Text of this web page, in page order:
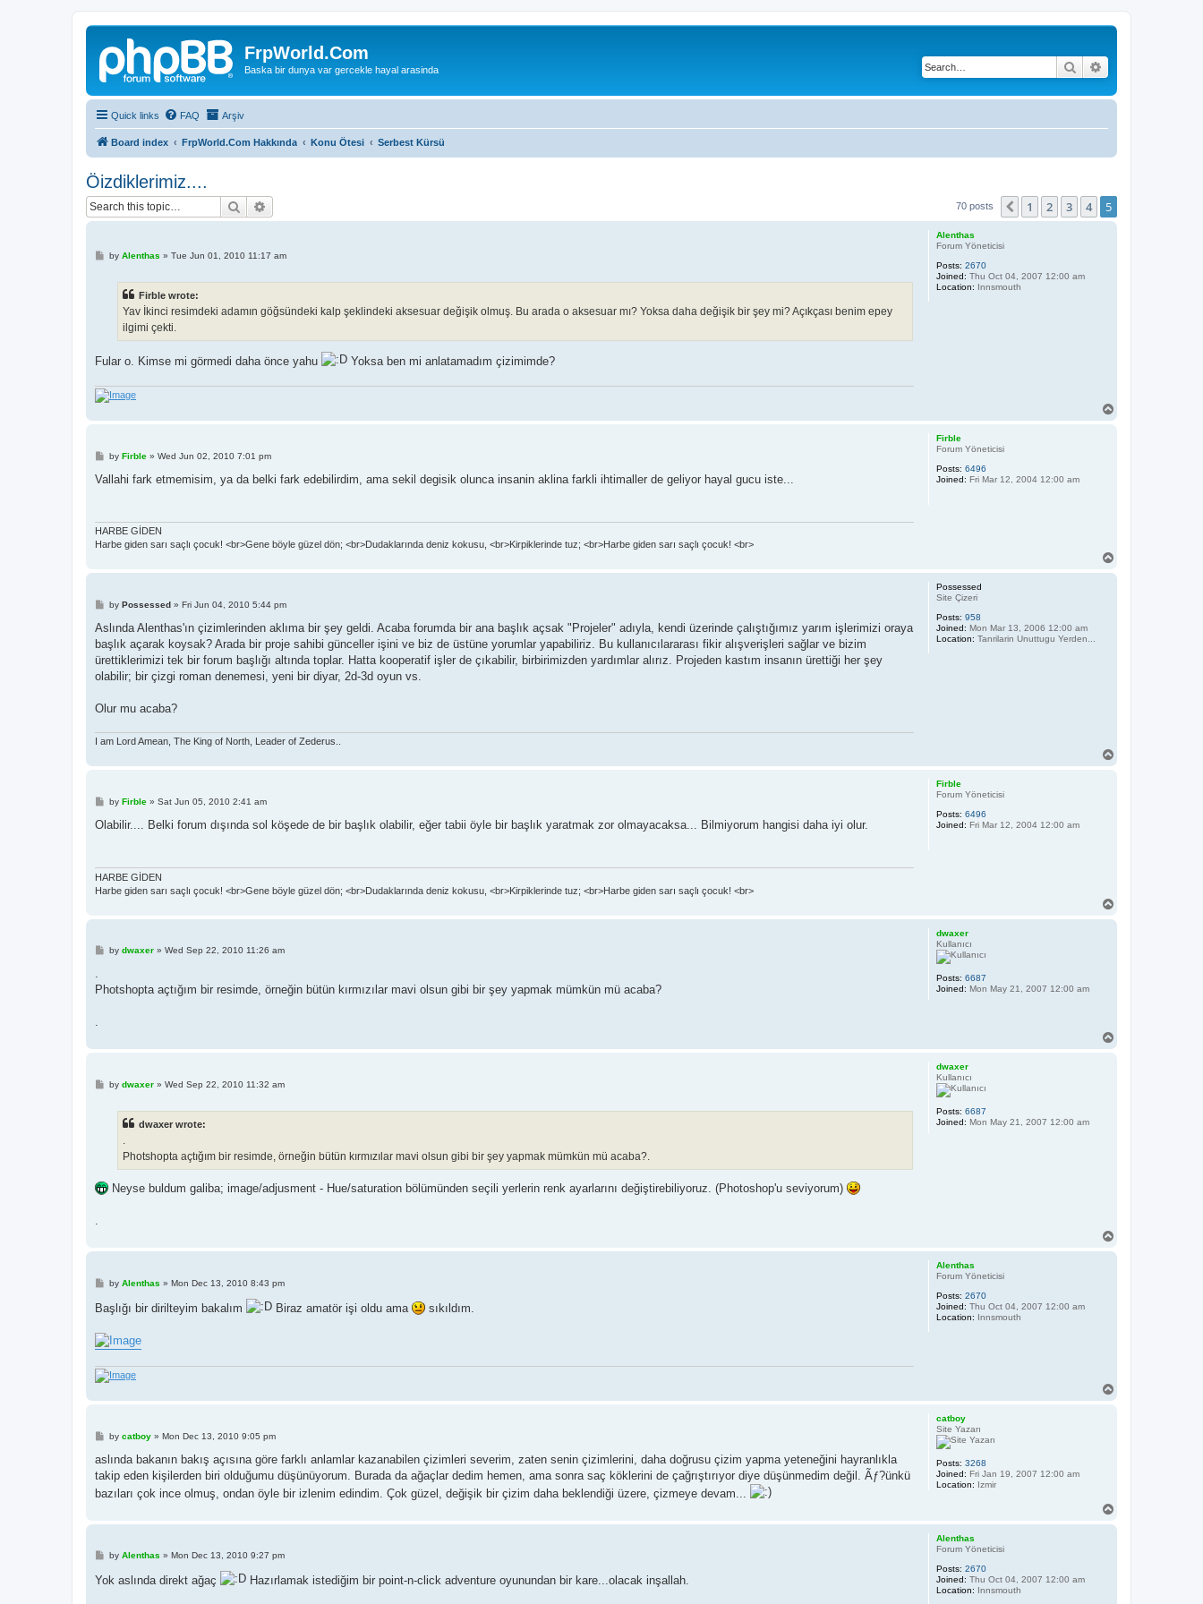
FrpWorld.Com
Baska bir dunya var gercekle hayal arasinda Search
Quick links FAQ Arşiv
Board index FrpWorld.Com Hakkında Konu Ötesi Serbest Kürsü
Öizdiklerimiz....
Search 70 posts Previous
1 2 3 4 5
Alenthas
Forum Yöneticisi
Posts: 2670
Joined: Thu Oct 04, 2007 12:00 am
Location: Innsmouth
Pby Alenthas » Tue Jun 01, 2010 11:17 am
Firble wrote:
Yav İkinci resimdeki adamın göğsündeki kalp şeklindeki aksesuar değişik olmuş. Bu arada o aksesuar mı? Yoksa daha değişik bir şey mi? Açıkçası benim epey
ilgimi çekti.
Fular o. Kimse mi görmedi daha önce yahu Yoksa ben mi anlatamadım çizimimde?
Firble
Forum Yöneticisi
Posts: 6496
Joined: Fri Mar 12, 2004 12:00 am
P
s
by Firble» Wed Jun 02, 2010 7:01 pm
Vallahi fark etmemisim, ya da belki fark edebilirdim, ama sekil degisik olunca insanin aklina farkli ihtimaller de geliyor hayal gucu iste...
HARBE GİDEN
Harbe giden sarı saçlı çocuk! <br>Gene böyle güzel dön; <br>Dudaklarında deniz kokusu, <br>Kirpiklerinde tuz; <br>Harbe giden sarı saçlı çocuk! <br>
Possessed
Site Çizeri
Posts: 958
Joined: Mon Mar 13, 2006 12:00 am
Location: Tanrilarin Unuttugu Yerden...
P
s
by Possessed» Fri Jun 04, 2010 5:44 pm
Aslında Alenthas'ın çizimlerinden aklıma bir şey geldi. Acaba forumda bir ana başlık açsak "Projeler" adıyla, kendi üzerinde çalıştığımız yarım işlerimizi oraya
başlık açarak koysak? Arada bir proje sahibi günceller işini ve biz de üstüne yorumlar yapabiliriz. Bu kullanıcılararası fikir alışverişleri sağlar ve bizim
ürettiklerimizi tek bir forum başlığı altında toplar. Hatta kooperatif işler de çıkabilir, birbirimizden yardımlar alırız. Projeden kastım insanın ürettiği her şey
olabilir; bir çizgi roman denemesi, yeni bir diyar, 2d-3d oyun vs.
Olur mu acaba?
I am Lord Amean, The King of North, Leader of Zederus..
Firble
Forum Yöneticisi
Posts: 6496
Joined: Fri Mar 12, 2004 12:00 am
P
s
by Firble» Sat Jun 05, 2010 2:41 am
Olabilir.... Belki forum dışında sol köşede de bir başlık olabilir, eğer tabii öyle bir başlık yaratmak zor olmayacaksa... Bilmiyorum hangisi daha iyi olur.
HARBE GİDEN
Harbe giden sarı saçlı çocuk! <br>Gene böyle güzel dön; <br>Dudaklarında deniz kokusu, <br>Kirpiklerinde tuz; <br>Harbe giden sarı saçlı çocuk! <br>
dwaxer
Kullanıcı
Posts: 6687
Joined: Mon May 21, 2007 12:00 am
Pby dwaxer» Wed Sep 22, 2010 11:26 am
.
Photshopta açtığım bir resimde, örneğin bütün kırmızılar mavi olsun gibi bir şey yapmak mümkün mü acaba?
.
dwaxer
Kullanıcı
Posts: 6687
Joined: Mon May 21, 2007 12:00 am
Pby dwaxer» Wed Sep 22, 2010 11:32 am
dwaxer wrote:
.
Photshopta açtığım bir resimde, örneğin bütün kırmızılar mavi olsun gibi bir şey yapmak mümkün mü acaba?.
Neyse buldum galiba; image/adjusment - Hue/saturation bölümünden seçili yerlerin renk ayarlarını değiştirebiliyoruz. (Photoshop'u seviyorum)
.
Alenthas
Forum Yöneticisi
Posts: 2670
Joined: Thu Oct 04, 2007 12:00 am
Location: Innsmouth
P
t
by Alenthas » Mon Dec 13, 2010 8:43 pm
Başlığı bir dirilteyim bakalım Biraz amatör işi oldu ama sıkıldım.
catboy
Site Yazarı
Posts: 3268
Joined: Fri Jan 19, 2007 12:00 am
Location: Izmir
P
s
by catboy» Mon Dec 13, 2010 9:05 pm
aslında bakanın bakış açısına göre farklı anlamlar kazanabilen çizimleri severim, zaten senin çizimlerini, daha doğrusu çizim yapma yeteneğini hayranlıkla
takip eden kişilerden biri olduğumu düşünüyorum. Burada da ağaçlar dedim hemen, ama sonra saç köklerini de çağrıştırıyor diye düşünmedim değil. Ãƒ?ünkü
bazıları çok ince olmuş, ondan öyle bir izlenim edindim. Çok güzel, değişik bir çizim daha beklendiği üzere, çizmeye devam...
Alenthas
Forum Yöneticisi
Posts: 2670
Joined: Thu Oct 04, 2007 12:00 am
Location: Innsmouth
P
s
t
by Alenthas » Mon Dec 13, 2010 9:27 pm
Yok aslında direkt ağaç Hazırlamak istediğim bir point-n-click adventure oyunundan bir kare...olacak inşallah.